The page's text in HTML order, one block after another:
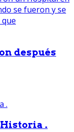
después
.